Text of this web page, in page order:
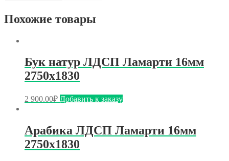
Похожие товары
Бук натур ЛДСП Ламарти 16мм
2750х1830
2 900.00₽ Добавить к заказу
Арабика ЛДСП Ламарти 16мм
2750х1830